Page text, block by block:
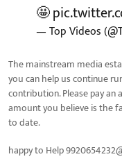
🤩
— Top Videos
The mainstream media
you can help us continue
contribution. Please pay
amount you believe is the
to date.
happy to Help